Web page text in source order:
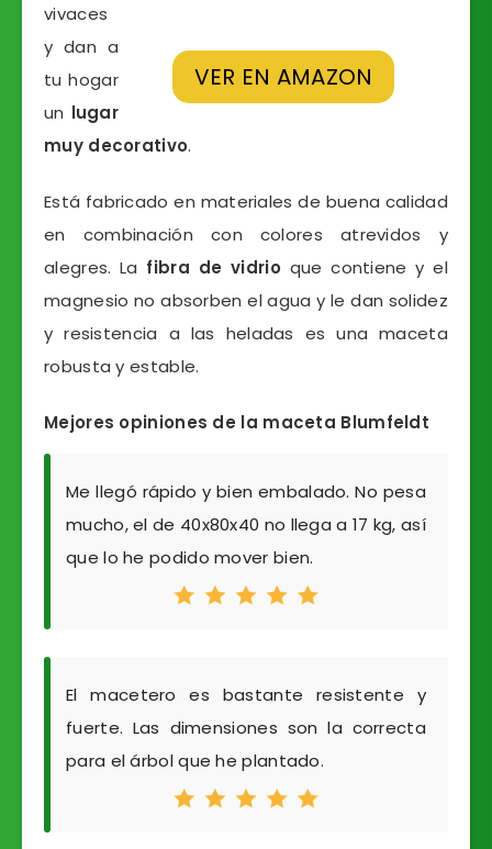
VER EN AMAZON
vivaces
y dan a
tu hogar
un lugar
muy decorativo.
Está fabricado en materiales de buena calidad
en combinación con colores atrevidos y
alegres. La fibra de vidrioque contiene y el
magnesio no absorben el agua y le dan solidez
y resistencia a las heladas es una maceta
robusta y estable.
Mejores opiniones de la maceta Blumfeldt
Me llegó rápido y bien embalado. No pesa
mucho, el de 40x80x40 no llega a 17 kg, así
que lo he podido mover bien.
El macetero es bastante resistente y
fuerte. Las dimensiones son la correcta
para el árbol que he plantado.